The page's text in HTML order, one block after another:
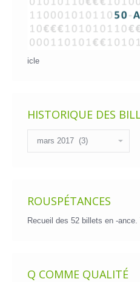
icle
HISTORIQUE DES
des
billets
ROUSPÉTANCES
Recueil des 52 billets en -ance.
Q COMME QUALITÉ